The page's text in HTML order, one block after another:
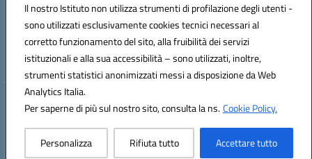
Il nostro Istituto non utilizza strumenti di profilazione degli utenti -
sono utilizzati esclusivamente cookies tecnici necessari al
corretto funzionamento del sito, alla fruibilità dei servizi
istituzionali e alla sua accessibilità – sono utilizzati, inoltre,
strumenti statistici anonimizzati messi a disposizione da Web
Analytics Italia.
Per saperne di più sul nostro sito, consulta la ns.Cookie Policy.
Personalizza Rifiuta tutto Accettare tutto
Posta elettronica certificata (PEC):BARH04000D@pec.istruzione.it
Codice fiscale: 93249230728
Codice meccanografico: BARH04000D
Hosting & Powered by 3D Solution S.r.l.
Concept & Design by Designers Italia